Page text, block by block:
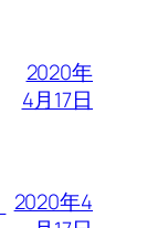
2020年
4月17日
2020年4